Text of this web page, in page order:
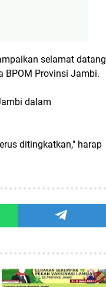
selamat datang
BPOM Provinsi Jambi.
dalam
ditingkatkan," harap